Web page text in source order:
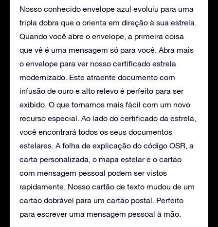
Nosso conhecido envelope azul evoluiu para uma
tripla dobra que o orienta em direção à sua estrela.
Quando você abre o envelope, a primeira coisa
que vê é uma mensagem só para você. Abra mais
o envelope para ver nosso certificado estrela
modernizado. Este atraente documento com
infusão de ouro e alto relevo é perfeito para ser
exibido. O que tornamos mais fácil com um novo
recurso especial. Ao lado do certificado da estrela,
você encontrará todos os seus documentos
estelares. A folha de explicação do código OSR, a
carta personalizada, o mapa estelar e o cartão
com mensagem pessoal podem ser vistos
rapidamente. Nosso cartão de texto mudou de um
cartão dobrável para um cartão postal. Perfeito
para escrever uma mensagem pessoal à mão.